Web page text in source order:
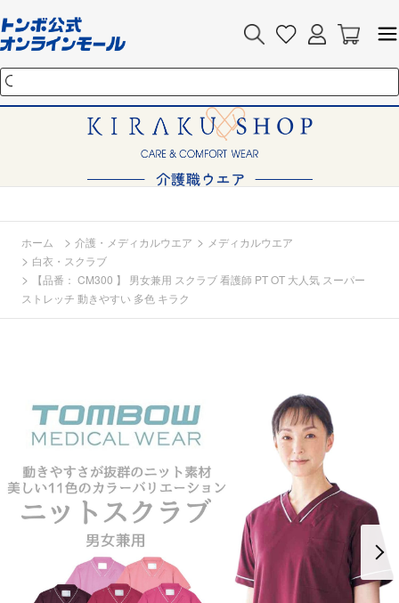
ホーム > 介護・メディカルウエア > メディカルウエア
> 白衣・スクラブ
>
【品番： CM300 】 男女兼用 スクラブ 看護師 PT OT 大人気 スーパー
ストレッチ 動きやすい 多色 キラク